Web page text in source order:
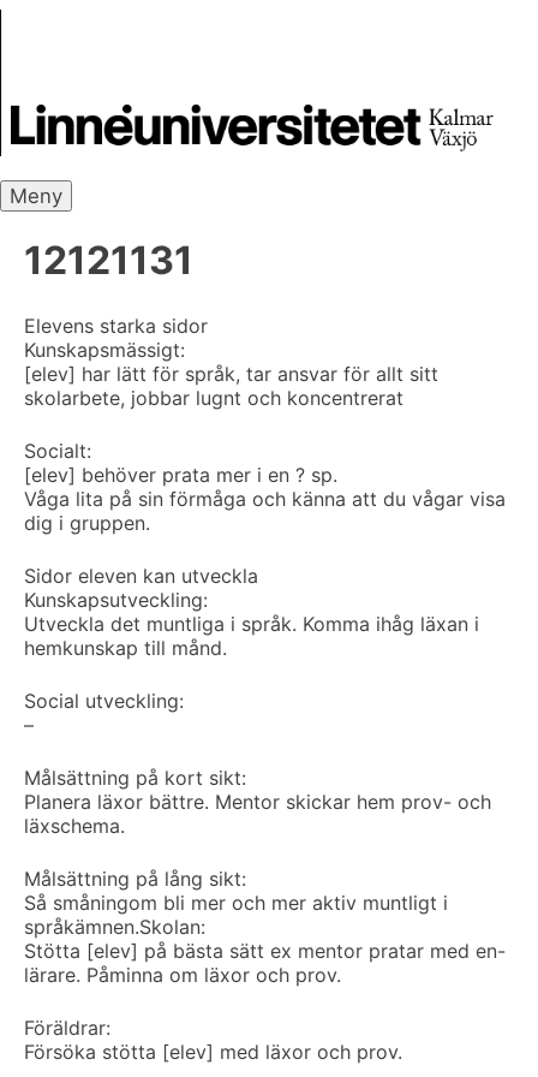
Meny
12121131
Elevens starka sidor
Kunskapsmässigt:
[elev] har lätt för språk, tar ansvar för allt sitt
skolarbete, jobbar lugnt och koncentrerat
Socialt:
[elev] behöver prata mer i en ? sp.
Våga lita på sin förmåga och känna att du vågar visa
dig i gruppen.
Sidor eleven kan utveckla
Kunskapsutveckling:
Utveckla det muntliga i språk. Komma ihåg läxan i
hemkunskap till månd.
Social utveckling:
–
Målsättning på kort sikt:
Planera läxor bättre. Mentor skickar hem prov- och
läxschema.
Målsättning på lång sikt:
Så småningom bli mer och mer aktiv muntligt i
språkämnen.Skolan:
Stötta [elev] på bästa sätt ex mentor pratar med en-
lärare. Påminna om läxor och prov.
Föräldrar:
Försöka stötta [elev] med läxor och prov.